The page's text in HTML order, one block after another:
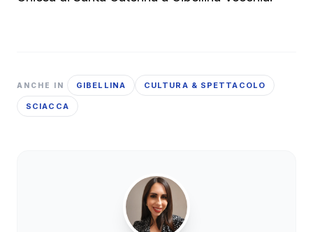
ANCHE IN GIBELLINA CULTURA & SPETTACOLO
SCIACCA